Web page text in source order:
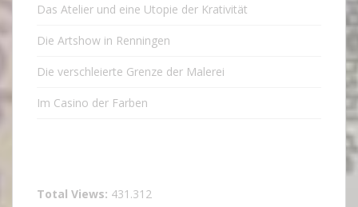
Das Atelier und eine Utopie der Krativität
Die Artshow in Renningen
Die verschleierte Grenze der Malerei
Im Casino der Farben
Total Views: 431.312